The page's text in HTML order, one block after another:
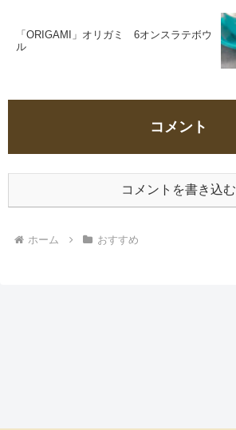
「ORIGAMI」オリガミ 6オンスラテボウ
ル
コメント
コメントを書き込む
ホーム おすすめ